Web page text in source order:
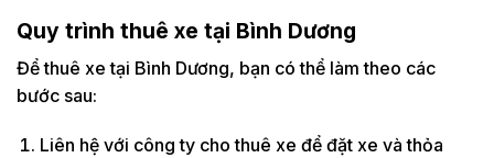
Quy trình thuê xe tại Bình Dương
Để thuê xe tại Bình Dương, bạn có thể làm theo các
bước sau:
Liên hệ với công ty cho thuê xe để đặt xe và thỏa